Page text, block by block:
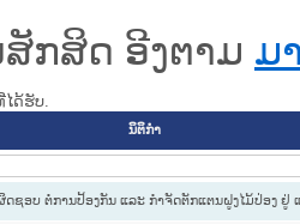
ກສິດ ອີງຕາມ ມ
ໄດ້ຮັບ.
ນິຕິກໍາ
ຊອບ ຕໍ່ການປ້ອງກັນ ແລະ ກຳຈັດຕັກແຕນຝູງໄມ້ປ່ອງ ຢູ່